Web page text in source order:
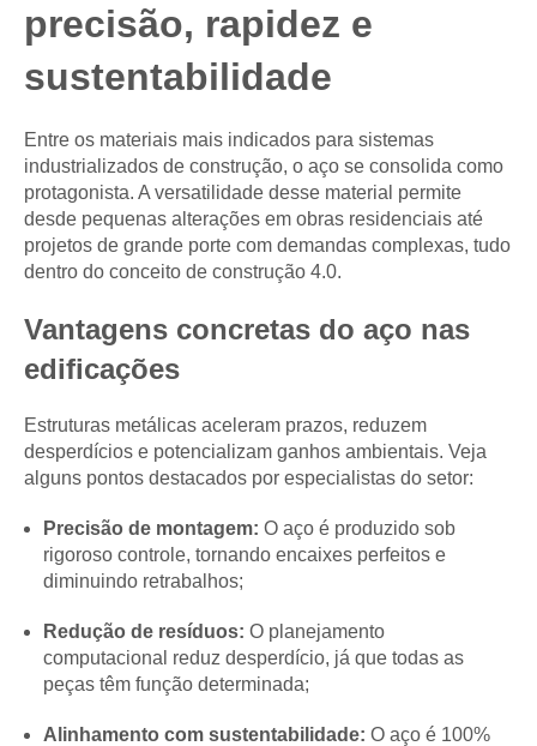
precisão, rapidez e
sustentabilidade
Entre os materiais mais indicados para sistemas
industrializados de construção, o aço se consolida como
protagonista. A versatilidade desse material permite
desde pequenas alterações em obras residenciais até
projetos de grande porte com demandas complexas, tudo
dentro do conceito de construção 4.0.
Vantagens concretas do aço nas
edificações
Estruturas metálicas aceleram prazos, reduzem
desperdícios e potencializam ganhos ambientais. Veja
alguns pontos destacados por especialistas do setor:
Precisão de montagem: O aço é produzido sob
rigoroso controle, tornando encaixes perfeitos e
diminuindo retrabalhos;
Redução de resíduos: O planejamento
computacional reduz desperdício, já que todas as
peças têm função determinada;
Alinhamento com sustentabilidade: O aço é 100%